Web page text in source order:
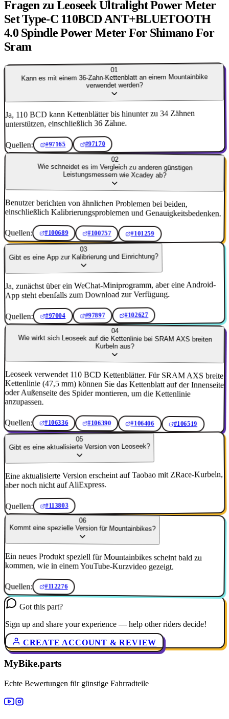
Fragen zu Leoseek Ultralight Power Meter
Set Type-C 110BCD ANT+BLUETOOTH
4.0 Spindle Power Meter For Shimano For
Sram
01
Kann es mit einem 36-Zahn-Kettenblatt an einem Mountainbike
verwendet werden?
Ja, 110 BCD kann Kettenblätter bis hinunter zu 34 Zähnen
unterstützen, einschließlich 36 Zähne.
Quellen: #97165 #97170
02
Wie schneidet es im Vergleich zu anderen günstigen
Leistungsmessern wie Xcadey ab?
Benutzer berichten von ähnlichen Problemen bei beiden,
einschließlich Kalibrierungsproblemen und Genauigkeitsbedenken.
Quellen: #100689 #100757 #101259
03
Gibt es eine App zur Kalibrierung und Einrichtung?
Ja, zunächst über ein WeChat-Miniprogramm, aber eine Android-
App steht ebenfalls zum Download zur Verfügung.
Quellen: #97004 #97897 #102627
04
Wie wirkt sich Leoseek auf die Kettenlinie bei SRAM AXS breiten
Kurbeln aus?
Leoseek verwendet 110 BCD Kettenblätter. Für SRAM AXS breite
Kettenlinie (47,5 mm) können Sie das Kettenblatt auf der Innenseite
oder Außenseite des Spider montieren, um die Kettenlinie
anzupassen.
Quellen: #106336 #106390 #106406 #106519
05
Gibt es eine aktualisierte Version von Leoseek?
Eine aktualisierte Version erscheint auf Taobao mit ZRace-Kurbeln,
aber noch nicht auf AliExpress.
Quellen: #113803
06
Kommt eine spezielle Version für Mountainbikes?
Ein neues Produkt speziell für Mountainbikes scheint bald zu
kommen, wie in einem YouTube-Kurzvideo gezeigt.
Quellen: #112276
Got this part?
Sign up and share your experience — help other riders decide!
CREATE ACCOUNT & REVIEW
MyBike.parts
Echte Bewertungen für günstige Fahrradteile